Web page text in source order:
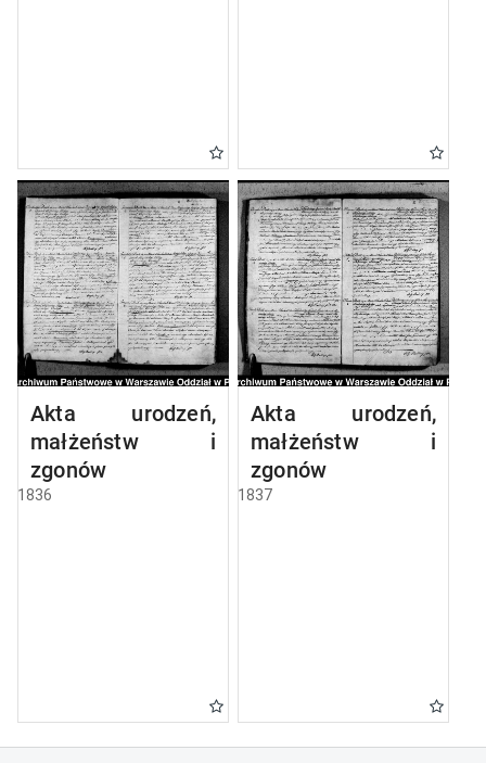
Akta urodzeń,
małżeństw i
zgonów
1836
Akta urodzeń,
małżeństw i
zgonów
1837